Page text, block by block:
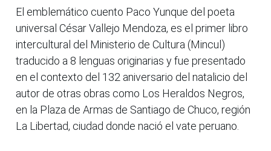
El emblemático cuento Paco Yunque del poeta
universal César Vallejo Mendoza, es el primer libro
intercultural del Ministerio de Cultura (Mincul)
traducido a 8 lenguas originarias y fue presentado
en el contexto del 132 aniversario del natalicio del
autor de otras obras como Los Heraldos Negros,
en la Plaza de Armas de Santiago de Chuco, región
La Libertad, ciudad donde nació el vate peruano.